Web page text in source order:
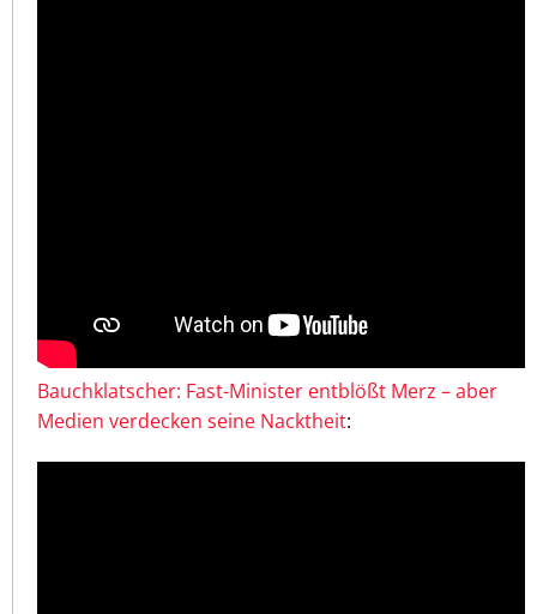
Bauchklatscher: Fast-Minister entblößt Merz – aber
Medien verdecken seine Nacktheit: